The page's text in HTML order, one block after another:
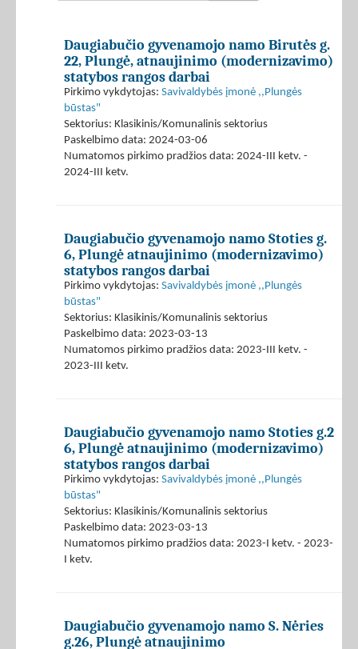
Daugiabučio gyvenamojo namo Birutės g.
22, Plungė, atnaujinimo (modernizavimo)
statybos rangos darbai
Pirkimo vykdytojas: Savivaldybės įmonė ,,Plungės
būstas"
Sektorius: Klasikinis/Komunalinis sektorius
Paskelbimo data: 2024-03-06
Numatomos pirkimo pradžios data: 2024-III ketv. -
2024-III ketv.
Daugiabučio gyvenamojo namo Stoties g.
6, Plungė atnaujinimo (modernizavimo)
statybos rangos darbai
Pirkimo vykdytojas: Savivaldybės įmonė ,,Plungės
būstas"
Sektorius: Klasikinis/Komunalinis sektorius
Paskelbimo data: 2023-03-13
Numatomos pirkimo pradžios data: 2023-III ketv. -
2023-III ketv.
Daugiabučio gyvenamojo namo Stoties g.2
6, Plungė atnaujinimo (modernizavimo)
statybos rangos darbai
Pirkimo vykdytojas: Savivaldybės įmonė ,,Plungės
būstas"
Sektorius: Klasikinis/Komunalinis sektorius
Paskelbimo data: 2023-03-13
Numatomos pirkimo pradžios data: 2023-I ketv. - 2023-
I ketv.
Daugiabučio gyvenamojo namo S. Nėries
g.26, Plungė atnaujinimo